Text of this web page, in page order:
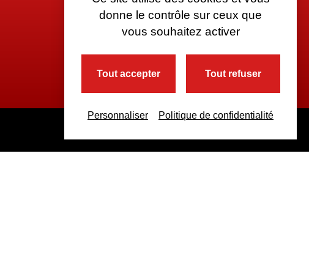
donne le contrôle sur ceux que
vous souhaitez activer
Tout accepter Tout refuser
Personnaliser Politique de confidentialité